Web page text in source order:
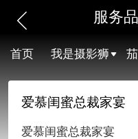
服务
首页 我是摄影狮
爱慕闺蜜总裁家宴
爱慕闺蜜总裁家宴